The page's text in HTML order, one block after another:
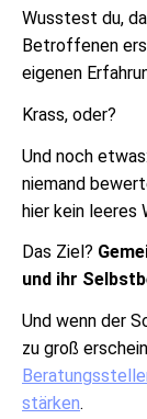
Wusstest du,
Betroffenen
eigenen
Krass, oder?
Und noch
niemand
hier kein leeres
Das Ziel?
und ihr
Und wenn der
zu groß
stärken.